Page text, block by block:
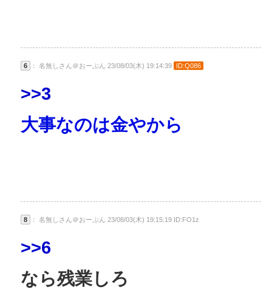
6 ： 名無しさん＠おーぷん 23/08/03(木) 19:14:39 ID:Q086
>>3
大事なのは金やから
8 ： 名無しさん＠おーぷん 23/08/03(木) 19:15:19 ID:FO1z
>>6
なら残業しろ